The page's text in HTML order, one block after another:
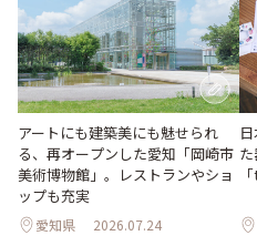
アートにも建築美にも魅せられ
る、再オープンした愛知「岡崎市
美術博物館」。レストランやショ
ップも充実
愛知県 2026.07.24